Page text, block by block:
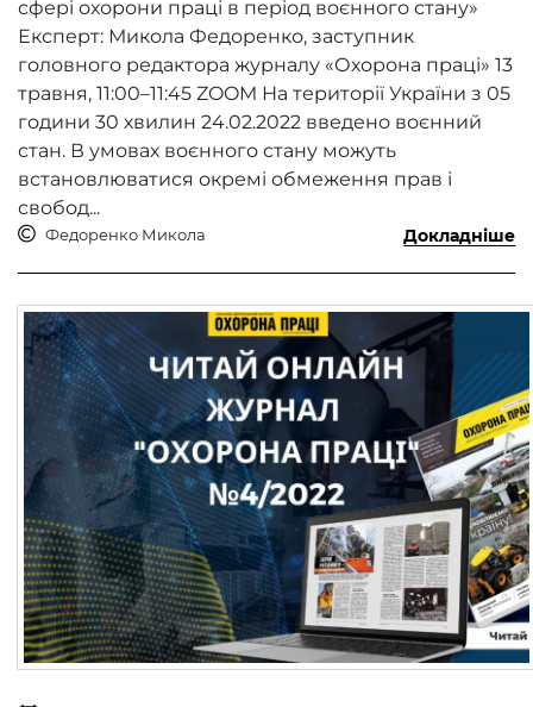
сфері охорони праці в період воєнного стану»
Експерт: Микола Федоренко, заступник
головного редактора журналу «Охорона праці» 13
травня, 11:00–11:45 ZOOM На території України з 05
години 30 хвилин 24.02.2022 введено воєнний
стан. В умовах воєнного стану можуть
встановлюватися окремі обмеження прав і
свобод...
Федоренко Микола Докладніше